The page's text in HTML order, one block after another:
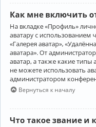
Как мне включить
На вкладке «Профиль»
аватару с использованием
«Галерея аватар»,
аватара». От
аватар, а также какие типы
не можете использовать
администратором
Вернуться к началу
Что такое звание и